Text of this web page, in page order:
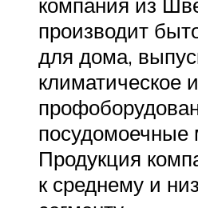
производит
для дома,
климатическое и
Продукция
к среднему и